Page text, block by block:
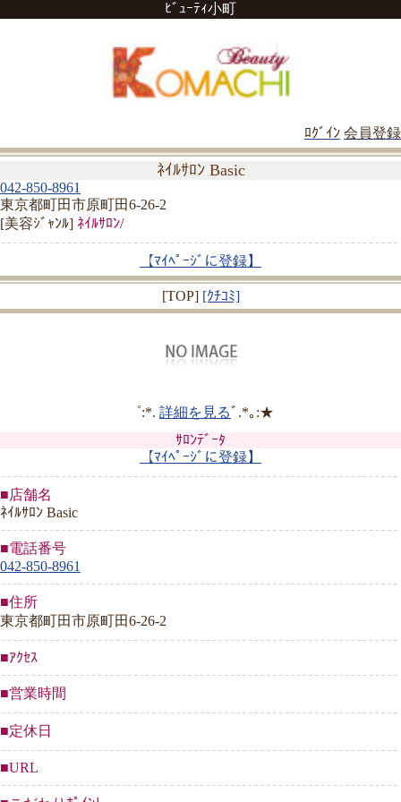
ﾋﾞｭｰﾃｨ小町
ﾛｸﾞｲﾝ 会員登録
ﾈｲﾙｻﾛﾝ Basic
042-850-8961
東京都町田市原町田6-26-2
[美容ｼﾞｬﾝﾙ] ﾈｲﾙｻﾛﾝ/
【ﾏｲﾍﾟｰｼﾞに登録】
[TOP] [ｸﾁｺﾐ]
゜:*. 詳細を見るﾞ.*｡:★
ｻﾛﾝﾃﾞｰﾀ
【ﾏｲﾍﾟｰｼﾞに登録】
■店舗名
ﾈｲﾙｻﾛﾝ Basic
■電話番号
042-850-8961
■住所
東京都町田市原町田6-26-2
■ｱｸｾｽ
■営業時間
■定休日
■URL